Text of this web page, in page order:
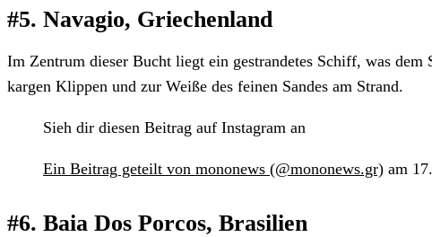
#5. Navagio, Griechenland
Im Zentrum dieser Bucht liegt ein gestrandetes Schiff, was dem
kargen Klippen und zur Weiße des feinen Sandes am Strand.
Sieh dir diesen Beitrag auf Instagram an
Ein Beitrag geteilt von mononews (@mononews.gr) am
#6. Baia Dos Porcos, Brasilien